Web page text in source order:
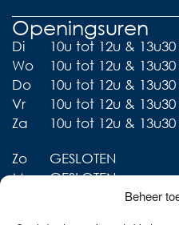
Beheer
Openingsuren
Di
10u tot 12u &
Wo
10u tot 12u &
Do
10u tot 12u &
Vr
10u tot 12u &
Za
10u tot 12u &
Zo
GESLOTEN
Ma
GESLOTEN